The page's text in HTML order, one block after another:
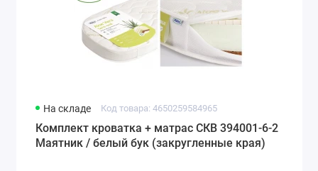
На складе Код товара: 4650259584965
Комплект кроватка + матрас СКВ 394001-6-2
Маятник / белый бук (закругленные края)